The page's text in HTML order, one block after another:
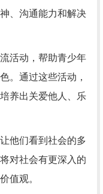
、沟通能力和解决
活动，帮助青少年
。通过这些活动，
养出关爱他人、乐
他们看到社会的多
对社会有更深入的
值观。